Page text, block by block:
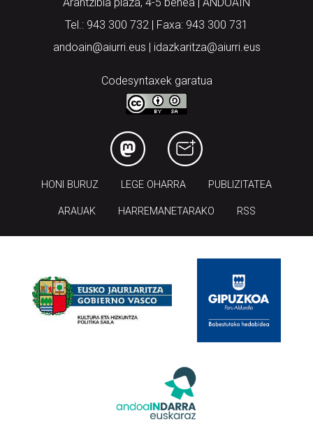
Tel.: 943 300 732 | Faxa: 943 300 731
andoain@aiurri.eus | idazkaritza@aiurri.eus
Codesyntaxek garatua
HONI BURUZ LEGE OHARRA PUBLIZITATEA
ARAUAK HARREMANETARAKO RSS